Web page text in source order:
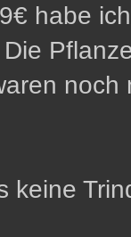
habe
keine